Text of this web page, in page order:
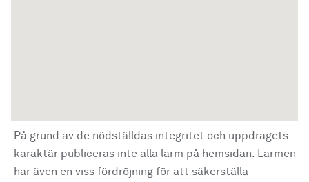
På grund av de nödställdas integritet och uppdragets
karaktär publiceras inte alla larm på hemsidan. Larmen
har även en viss fördröjning för att säkerställa